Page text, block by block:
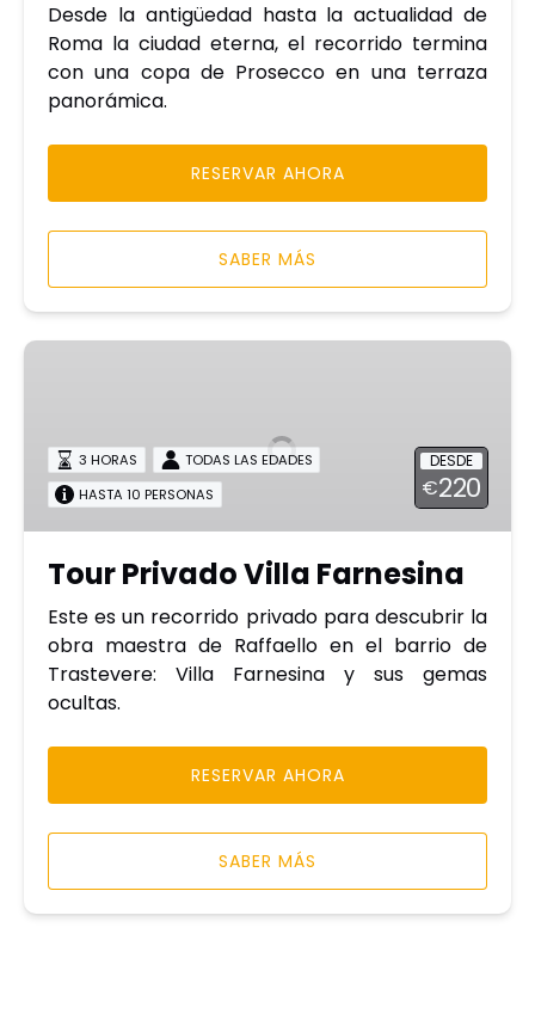
Desde la antigüedad hasta la actualidad de
Roma la ciudad eterna, el recorrido termina
con una copa de Prosecco en una terraza
panorámica.
RESERVAR AHORA
SABER MÁS
Tour
Farnesina
DESDE
€220
3 HORAS
TODAS LAS EDADES
HASTA 10 PERSONAS
Tour Privado Villa Farnesina
Este es un recorrido privado para descubrir la
obra maestra de Raffaello en el barrio de
Trastevere: Villa Farnesina y sus gemas
ocultas.
RESERVAR AHORA
SABER MÁS